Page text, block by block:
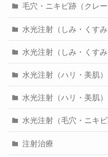
毛穴・ニキビ跡（クレー
水光注射（しみ・くすみ
水光注射（しみ・くすみ
水光注射（ハリ・美肌）
水光注射（ハリ・美肌）
水光注射（毛穴・ニキビ
注射治療